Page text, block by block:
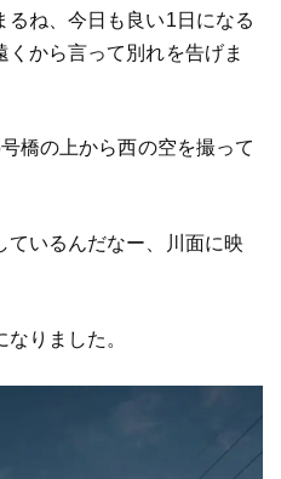
るね、今日も良い1日になる
くから言って別れを告げま
橋の上から西の空を撮って
ているんだなー、川面に映
りました。